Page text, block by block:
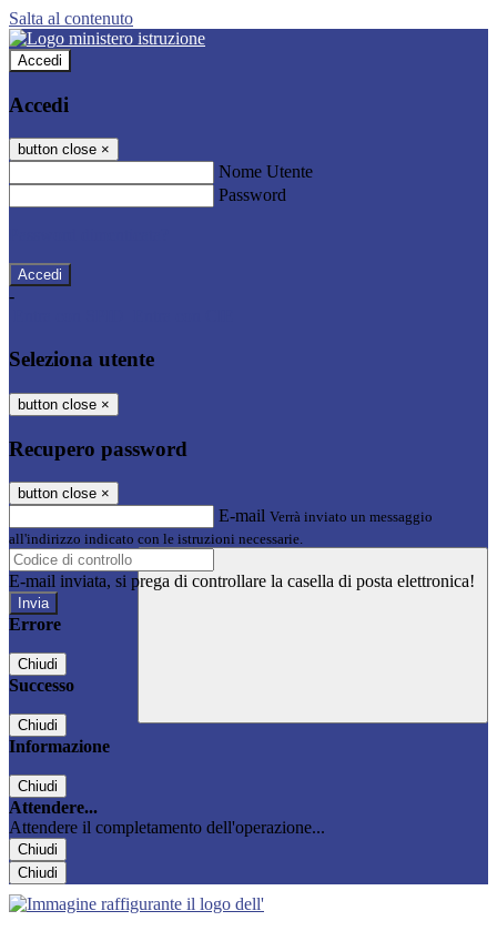
Salta al contenuto
Accedi
Accedi
button close ×
Nome Utente
Password
-
Seleziona utente
button close ×
Recupero password
button close ×
E-mail Verrà inviato un messaggio
all'indirizzo indicato con le istruzioni necessarie.
E-mail inviata, si prega di controllare la casella di posta elettronica!
Errore
Chiudi
Successo
Chiudi
Informazione
Chiudi
Attendere...
Attendere il completamento dell'operazione...
Chiudi
Chiudi